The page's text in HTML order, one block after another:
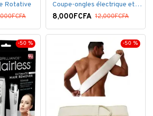
Rotative Coupe-ongles électrique et lime électrique
8,000FCFA 12,000FCFA
-50 % -50 %